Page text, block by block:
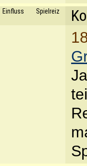
Einfluss Spielreiz